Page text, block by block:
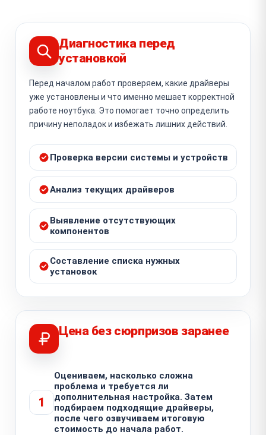
Диагностика перед
установкой
Перед началом работ проверяем, какие драйверы
уже установлены и что именно мешает корректной
работе ноутбука. Это помогает точно определить
причину неполадок и избежать лишних действий.
Проверка версии системы и устройств
Анализ текущих драйверов
Выявление отсутствующих
компонентов
Составление списка нужных
установок
Цена без сюрпризов заранее
1
Оцениваем, насколько сложна
проблема и требуется ли
дополнительная настройка. Затем
подбираем подходящие драйверы,
после чего озвучиваем итоговую
стоимость до начала работ.